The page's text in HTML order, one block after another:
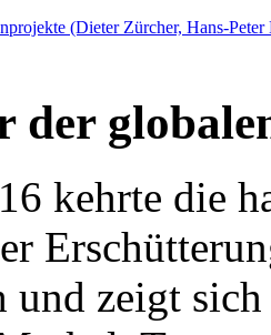
(Dieter Zürcher, Hans-
der
kehrte die
und zeigt